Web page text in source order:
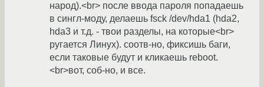
народ).<br> после ввода пароля попадаешь
в сингл-моду, делаешь fsck /dev/hda1 (hda2,
hda3 и т.д. - твои разделы, на которые<br>
ругается Линух). соотв-но, фиксишь баги,
если таковые будут и кликаешь reboot.
<br>вот, соб-но, и все.